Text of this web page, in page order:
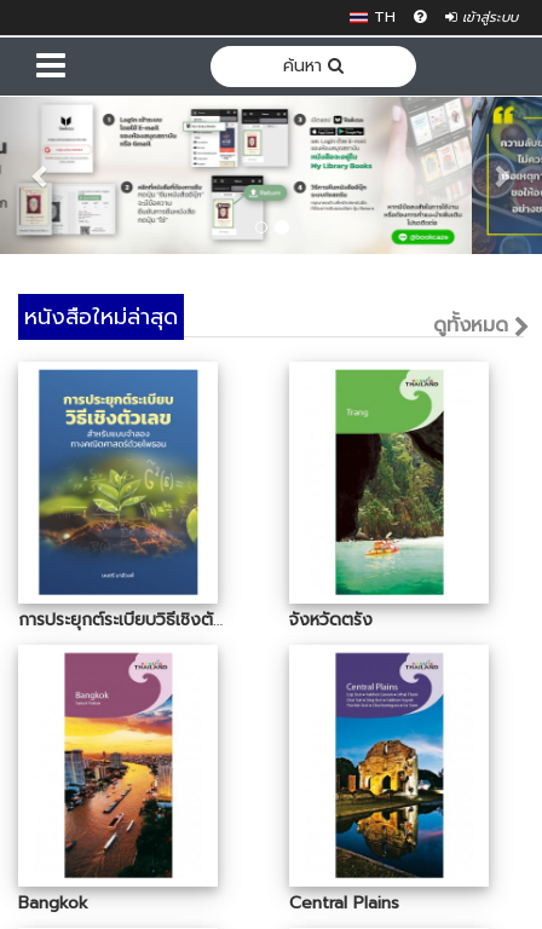
TH เข้าสู่ระบบ
ค้นหา
Previous
หนังสือใหม่ล่าสุด ดูทั้งหมด
การประยุกต์ระเบียบวิธีเชิงตัวเลขสำหรับ แบบจำลองทางคณิตศาสตร์ด้วยไพธอน Applications of Numerical Methods for Mathematical Modelling with Python จังหวัดตรัง
Bangkok Central Plains